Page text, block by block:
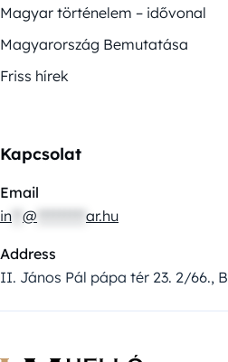
Magyar történelem – idővonal
Magyarország Bemutatása
Friss hírek
Kapcsolat
Email
in @ ar.hu
Address
II. János Pál pápa tér 23. 2/66.,